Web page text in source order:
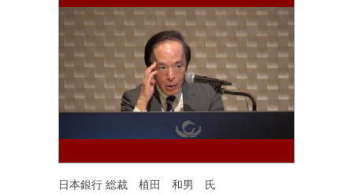
日本銀行 総裁 植田 和男 氏